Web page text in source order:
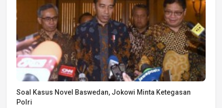
Soal Kasus Novel Baswedan, Jokowi Minta Ketegasan
Polri